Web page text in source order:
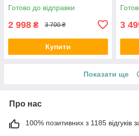
Готово до відправки
2 998 ₴ 3 700 ₴
Купити
3
Показати ще
Про нас
100% позитивних з 1185 відгуків